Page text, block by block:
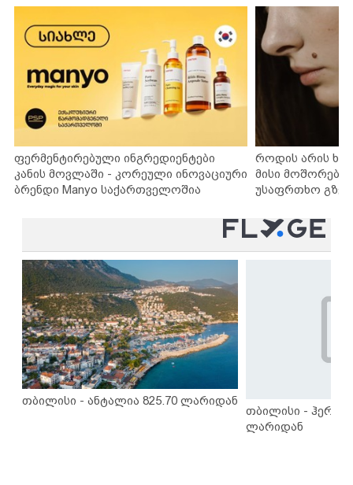
ფერმენტირებული ინგრედიენტები
კანის მოვლაში - კორეული ინოვაციური
ბრენდი Manyo საქართველოშია
როდის არის
მისი
უსაფრთხო
თბილისი - ანტალია 825.70 ლარიდან
თბილისი -
ლარიდან